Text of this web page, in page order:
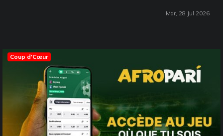
Mar, 28 Jul 2026
Coup d'Cœur